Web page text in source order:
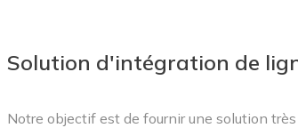
Solution d'intégration de
Notre objectif est de fournir une solution